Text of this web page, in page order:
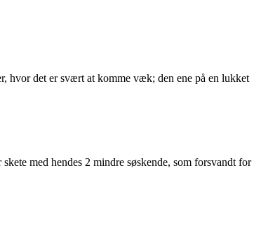
hvor det er svært at komme væk; den ene på en lukket
med hendes 2 mindre søskende, som forsvandt for